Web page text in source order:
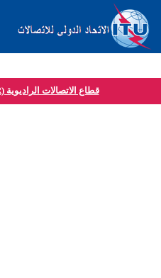
قطاع الاتصالات الراديوية (ITU-R)